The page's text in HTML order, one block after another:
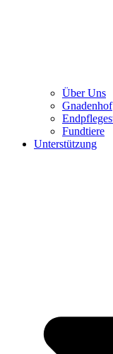
Über Uns
Gnadenhof
Fundtiere
Unterstützung